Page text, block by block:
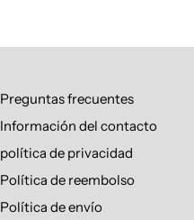
Preguntas frecuentes
Información del contacto
política de privacidad
Política de reembolso
Política de envío